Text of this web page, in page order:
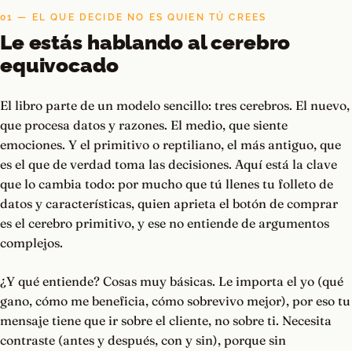
01 — EL QUE DECIDE NO ES QUIEN TÚ CREES
Le estás hablando al cerebro
equivocado
El libro parte de un modelo sencillo: tres cerebros. El nuevo,
que procesa datos y razones. El medio, que siente
emociones. Y el primitivo o reptiliano, el más antiguo, que
es el que de verdad toma las decisiones. Aquí está la clave
que lo cambia todo: por mucho que tú llenes tu folleto de
datos y características, quien aprieta el botón de comprar
es el cerebro primitivo, y ese no entiende de argumentos
complejos.
¿Y qué entiende? Cosas muy básicas. Le importa el yo (qué
gano, cómo me beneficia, cómo sobrevivo mejor), por eso tu
mensaje tiene que ir sobre el cliente, no sobre ti. Necesita
contraste (antes y después, con y sin), porque sin